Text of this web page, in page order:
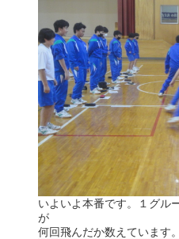
いよいよ本番です。１グル
が
何回飛んだか数えています